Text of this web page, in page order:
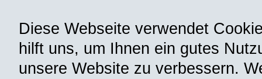
Diese Webseite verwendet
hilft uns, um Ihnen ein gutes
unsere Website zu verbessern.